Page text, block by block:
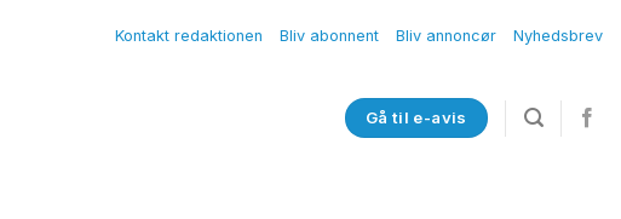
Kontakt redaktionen Bliv abonnent Bliv annoncør Nyhedsbrev
Gå til e-avis